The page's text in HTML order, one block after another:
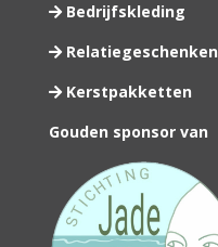
Bedrijfskleding
Relatiegeschenken
Kerstpakketten
Gouden sponsor van